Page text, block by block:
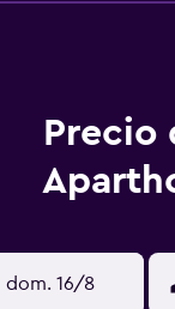
Precio
dom. 16/8